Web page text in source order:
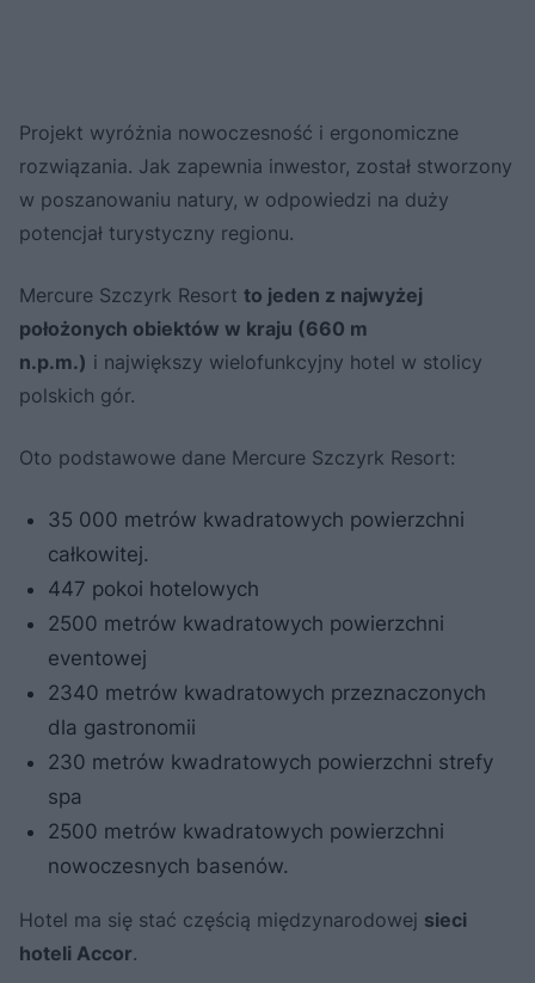
Projekt wyróżnia nowoczesność i ergonomiczne
rozwiązania. Jak zapewnia inwestor, został stworzony
w poszanowaniu natury, w odpowiedzi na duży
potencjał turystyczny regionu.
Mercure Szczyrk Resort to jeden z najwyżej
położonych obiektów w kraju (660 m
n.p.m.) i największy wielofunkcyjny hotel w stolicy
polskich gór.
Oto podstawowe dane Mercure Szczyrk Resort:
35 000 metrów kwadratowych powierzchni
całkowitej.
447 pokoi hotelowych
2500 metrów kwadratowych powierzchni
eventowej
2340 metrów kwadratowych przeznaczonych
dla gastronomii
230 metrów kwadratowych powierzchni strefy
spa
2500 metrów kwadratowych powierzchni
nowoczesnych basenów.
Hotel ma się stać częścią międzynarodowej sieci
hoteli Accor.